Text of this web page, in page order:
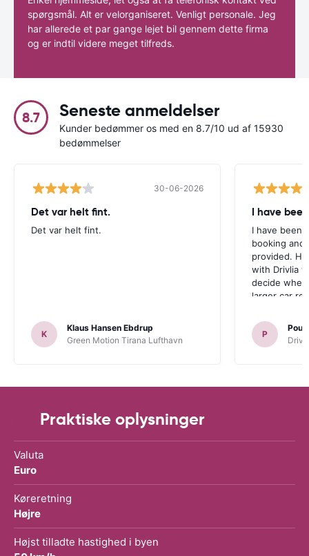
spørgsmål. Alt er velorganiseret. Venligt personale. Jeg
har allerede et par gange lejet bil gennem dette firma
og er indtil videre meget tilfreds.
8.7 Seneste anmeldelser
Kunder bedømmer os med en 8.7/10 ud af 15930
bedømmelser
30-06-2026
Det var helt fint.
Det var helt fint.
K
Klaus Hansen Ebdrup
Green Motion Tirana Lufthavn
I have
I have been
booking and
provided.
with Drivlia
decide
larger car
P
Poul
Praktiske oplysninger
Valuta
Euro
Køreretning
Højre
Højst tilladte hastighed i byen